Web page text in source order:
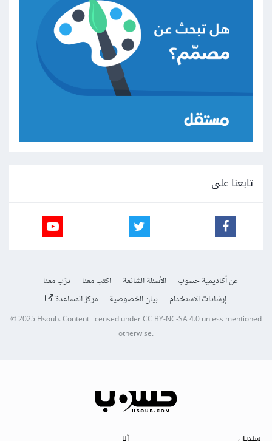
تابعنا على
عن أكاديمية حسوب الأسئلة الشائعة اكتب معنا
درّب معنا
إرشادات الاستخدام
بيان الخصوصية مركز المساعدة
© 2025Hsoub.Content licensed underCC BY-NC-SA 4.0unless mentioned
otherwise.